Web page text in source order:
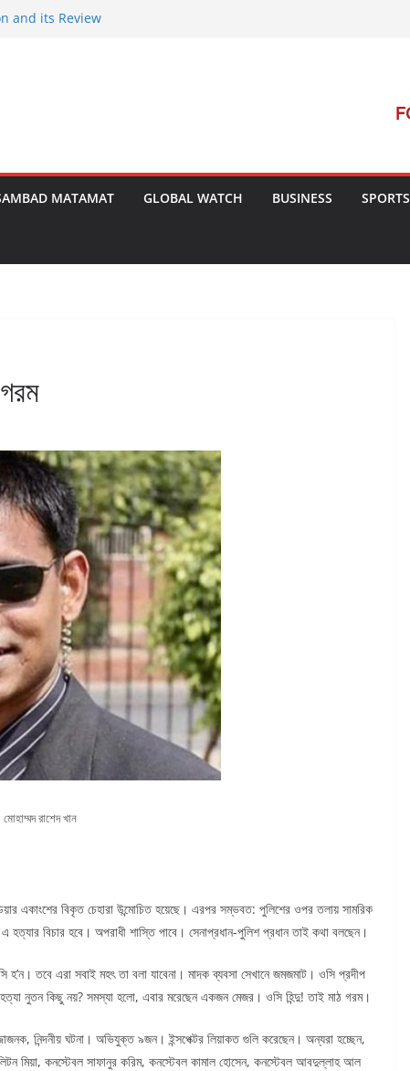
and its Review
Dialogue
MATAMAT GLOBAL WATCH BUSINESS SPORTS
মোহাম্মদ রাশেদ খান
একাংশের বিকৃত চেহারা উন্মোচিত হয়েছে। এরপর সম্ভবত: পুলিশের ওপর তলায় সামরিক
এ হত্যার বিচার হবে। অপরাধী শাস্তি পাবে। সেনাপ্রধান-পুলিশ প্রধান তাই কথা বলছেন।
তবে এরা সবাই মহৎ তা বলা যাবেনা। মাদক ব্যবসা সেখানে জমজমাট। ওসি প্রদীপ
হত্যা নুতন কিছু নয়? সমস্যা হলো, এবার মরেছেন একজন মেজর। ওসি হিন্দু! তাই মাঠ গরম।
নিন্দনীয় ঘটনা। অভিযুক্ত ৯জন। ইন্সপেক্টর লিয়াকত গুলি করেছেন। অন্যরা হচ্ছেন,
মিয়া, কনস্টেবল সাফানুর করিম, কনস্টেবল কামাল হোসেন, কনস্টেবল আবদুল্লাহ আল